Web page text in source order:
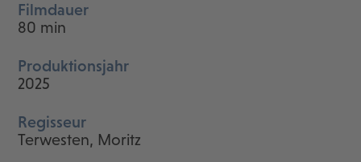
Filmdauer
80 min
Produktionsjahr
2025
Regisseur
Terwesten, Moritz